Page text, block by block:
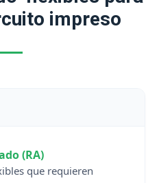
impreso
(RA)
que requieren